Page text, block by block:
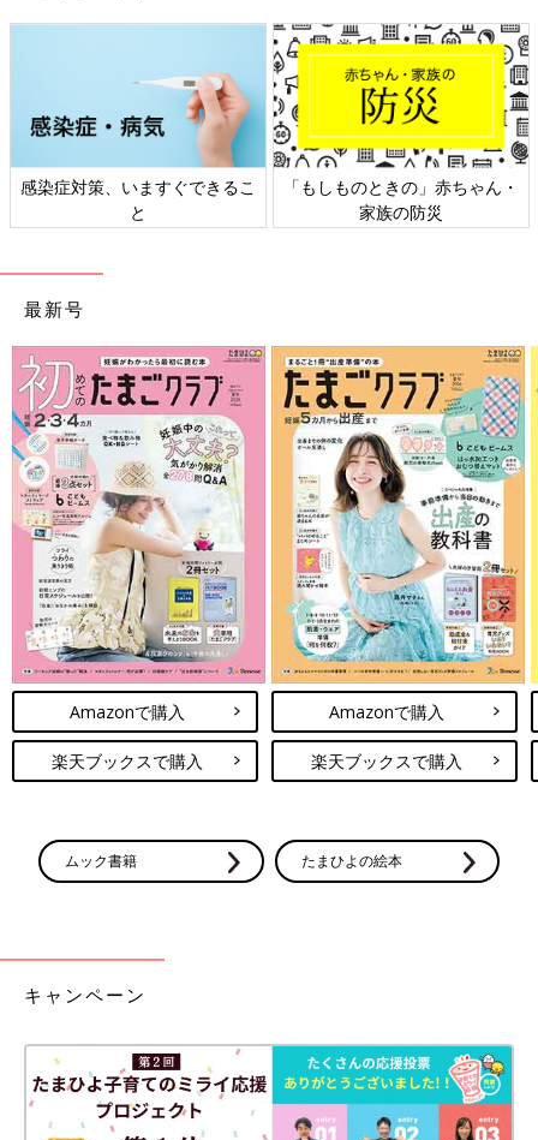
感染症対策、いますぐできるこ
と
「もしものときの」赤ちゃん・
家族の防災
最新号
Amazonで購入
楽天ブックスで購入
Amazonで購入
楽天ブックスで購入
ムック書籍 たまひよの絵本
キャンペーン